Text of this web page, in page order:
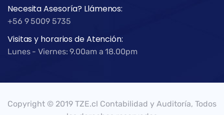
Necesita Asesoría? Llámenos:
+56 9 5009 5735
Visitas y horarios de Atención:
Lunes - Viernes: 9.00am a 18.00pm
Copyright © 2019 TZE.cl Contabilidad y Auditoría, Todos